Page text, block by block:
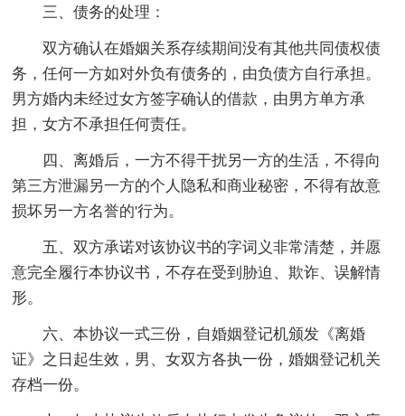
三、债务的处理：
双方确认在婚姻关系存续期间没有其他共同债权债
务，任何一方如对外负有债务的，由负债方自行承担。
男方婚内未经过女方签字确认的借款，由男方单方承
担，女方不承担任何责任。
四、离婚后，一方不得干扰另一方的生活，不得向
第三方泄漏另一方的个人隐私和商业秘密，不得有故意
损坏另一方名誉的'行为。
五、双方承诺对该协议书的字词义非常清楚，并愿
意完全履行本协议书，不存在受到胁迫、欺诈、误解情
形。
六、本协议一式三份，自婚姻登记机颁发《离婚
证》之日起生效，男、女双方各执一份，婚姻登记机关
存档一份。